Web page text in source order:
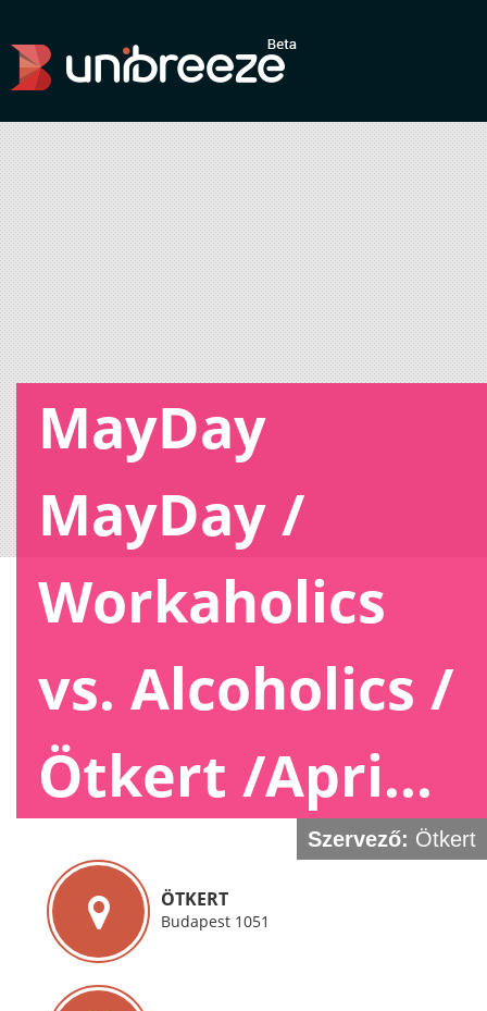
MayDay
MayDay /
Workaholics
vs. Alcoholics /
Ötkert /Apri...
Szervező: Ötkert
ÖTKERT
Budapest 1051